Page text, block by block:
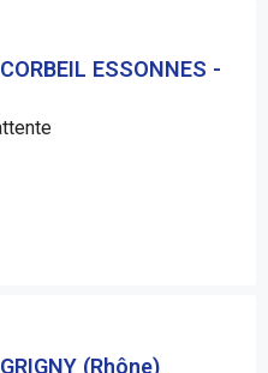
ESSONNES -
(Rhône)